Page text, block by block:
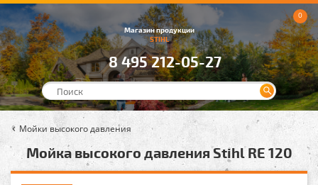
Магазин продукции
STIHL
8 495 212-05-27
0
Мойки высокого давления
Мойка высокого давления Stihl RE 120